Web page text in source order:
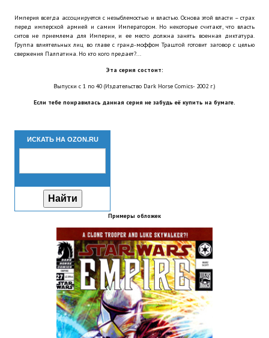
Русская биржа
Теневой кардинал для Обливиона
Aliens vs Predator 2 (Русские субтитры)
Dungeon Siege 2 Legendary Mod (Русские субтитры)
Новый ГГ
Работы Alexandra10
Kitana HGEC
Apella CBBE SSE BodySlide (with Physics)
Apella 2.0 CBBE SSE BodySlide (with Physics)
Kitana CBBE SSE BodySlide (with Physics)
Nekomimi
Империя всегда ассоциируется с незыблемостью и властью. Основа этой власти – страх
перед имперской армией и самим Императором. Но некоторые считают, что власть
ситов не приемлема для Империи, и ее место должна занять военная диктатура.
Группа влиятельных лиц во главе с гранд-моффом Траштой готовит заговор с целью
свержения Палпатина. Но кто кого предает?...
Эта серия состоит:
Выпуски с 1 по 40 (Издательство Dark Horse Comics- 2002 г.)
Если тебе понравилась данная серия не забудь её купить на бумаге.
ИСКАТЬ НА OZON.RU
Примеры обложек